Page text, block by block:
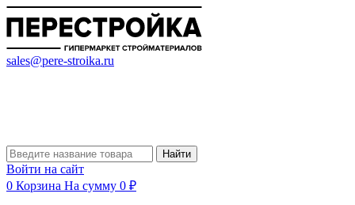
sales@pere-stroika.ru
Найти
Войти на сайт
0 Корзина На сумму 0 ₽